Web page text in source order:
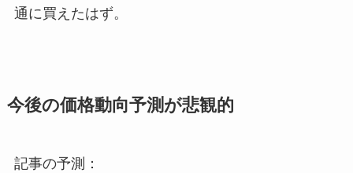
通に買えたはず。
今後の価格動向予測が悲観的
記事の予測：